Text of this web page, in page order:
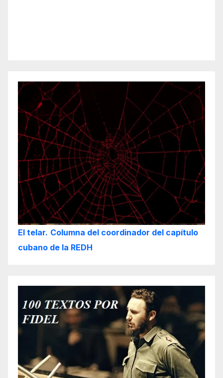
El telar. Columna del coordinador del capítulo
cubano de la REDH